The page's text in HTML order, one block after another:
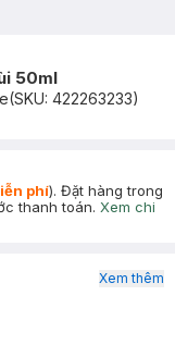
50ml
(SKU: 422263233)
phí). Đặt hàng trong
thanh toán. Xem chi
Xem thêm